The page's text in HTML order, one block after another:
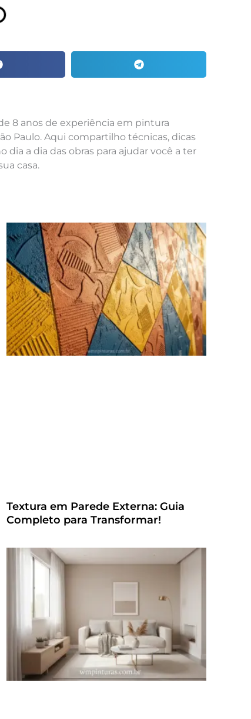
8 anos de experiência em pintura
Paulo. Aqui compartilho técnicas, dicas
dia a dia das obras para ajudar você a ter
casa.
Textura em Parede Externa: Guia
Completo para Transformar!